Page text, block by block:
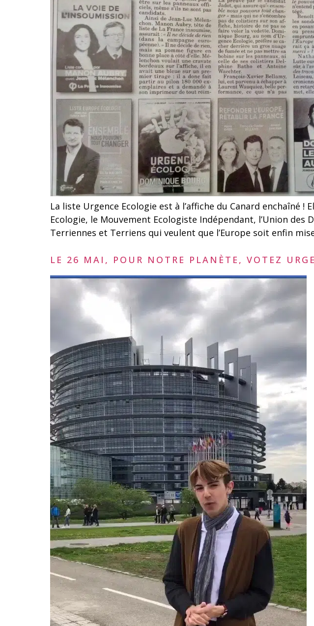
La liste Urgence Ecologie est à l’affiche du Canard enchaîné
Ecologie, le Mouvement Ecologiste Indépendant, l’Union
Terriennes et Terriens qui veulent que l’Europe soit enfin
LE 26 MAI, POUR NOTRE PLANÈTE, VOTEZ